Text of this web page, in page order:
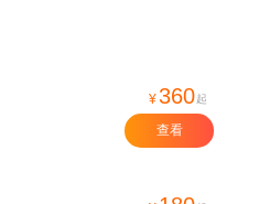
¥360起
查看